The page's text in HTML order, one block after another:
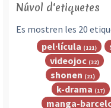
Núvol d'etiquetes
Es mostren les 20
pel·lícula (121)
videojoc (32)
shonen (21)
k-drama (17)
manga-